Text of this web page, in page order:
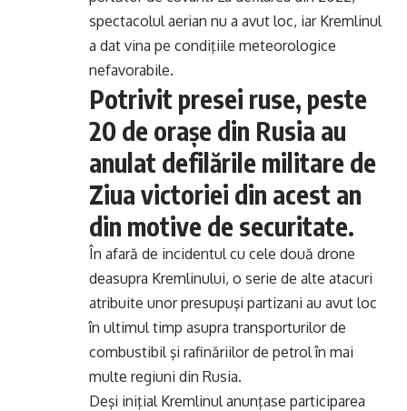
spectacolul aerian nu a avut loc, iar Kremlinul
a dat vina pe condiţiile meteorologice
nefavorabile.
Potrivit presei ruse, peste
20 de oraşe din Rusia au
anulat defilările militare de
Ziua victoriei din acest an
din motive de securitate.
În afară de incidentul cu cele două drone
deasupra Kremlinului, o serie de alte atacuri
atribuite unor presupuşi partizani au avut loc
în ultimul timp asupra transporturilor de
combustibil şi rafinăriilor de petrol în mai
multe regiuni din Rusia.
Deşi iniţial Kremlinul anunţase participarea